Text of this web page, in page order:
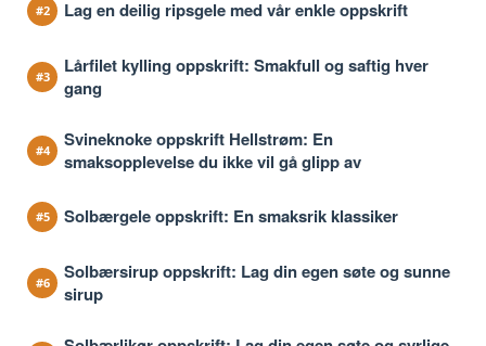
Lag en deilig ripsgele med vår enkle oppskrift
Lårfilet kylling oppskrift: Smakfull og saftig hver
gang
Svineknoke oppskrift Hellstrøm: En
smaksopplevelse du ikke vil gå glipp av
Solbærgele oppskrift: En smaksrik klassiker
Solbærsirup oppskrift: Lag din egen søte og sunne
sirup